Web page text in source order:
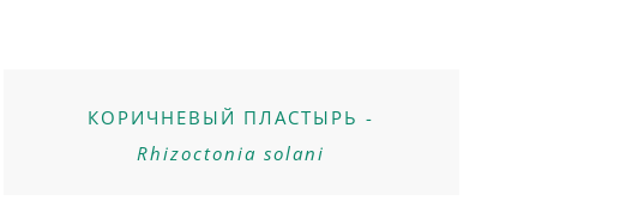
КОРИЧНЕВЫЙ ПЛАСТЫРЬ -
Rhizoctonia solani